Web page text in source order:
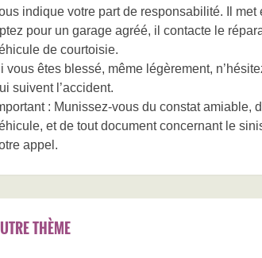
indique votre part de responsabilité. Il
pour un garage agréé, il contacte le
de courtoisie.
vous êtes blessé, même légèrement,
suivent l’accident.
: Munissez-vous du constat amiable,
et de tout document concernant le
appel.
THÈME